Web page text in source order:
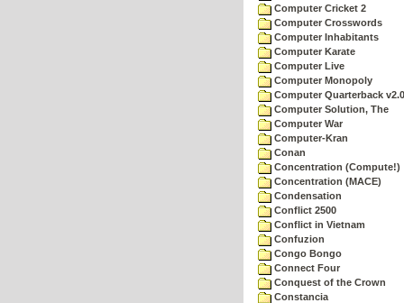
Computer Cricket 2
Computer Crosswords
Computer Inhabitants
Computer Karate
Computer Live
Computer Monopoly
Computer Quarterback v2.0
Computer Solution, The
Computer War
Computer-Kran
Conan
Concentration (Compute!)
Concentration (MACE)
Condensation
Conflict 2500
Conflict in Vietnam
Confuzion
Congo Bongo
Connect Four
Conquest of the Crown
Constancia